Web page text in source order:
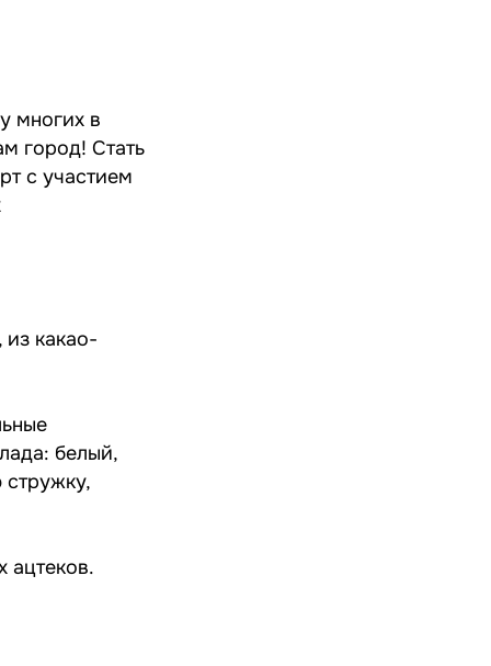
многих в
город! Стать
с участием
какао-
белый,
ацтеков.